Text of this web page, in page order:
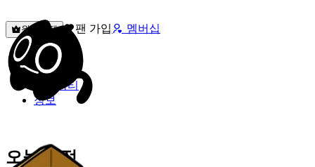
원픽선택 팬 가입 멤버십
밐타운
피드
커뮤니티
정보
오늘 일정